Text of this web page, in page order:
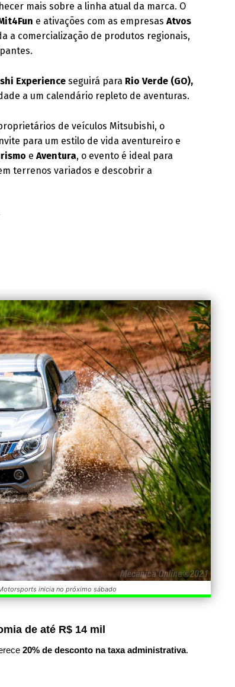
mais sobre a linha atual da marca. O
e ativações com as empresasAtvos
a comercialização de produtos regionais,
Experience seguirá para Rio Verde (GO),
a um calendário repleto de aventuras.
de veículos Mitsubishi, o
para um estilo de vida aventureiro e
eAventura, o evento é ideal para
terrenos variados e descobrir a
inicia no próximo sábado
de até R$ 14 mil
20% de desconto na taxa administrativa.